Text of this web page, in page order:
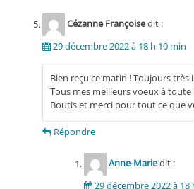
Cézanne Françoisedit :
29 décembre 2022 à 18 h 10 min
Bien reçu ce matin ! Toujours très
Tous mes meilleurs voeux à toute
Boutis et merci pour tout ce que
Répondre
Anne-Mariedit :
29 décembre 2022 à 18